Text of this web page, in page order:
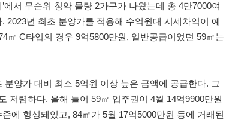
에서 무순위 청약 물량 2가구가 나왔는데 총 4만7000여
2023년 최초 분양가를 적용해 수억원대 시세차익이 예
㎡ C타입의 경우 9억5800만원, 일반공급이었던 59㎡는
양가 대비 최소 5억원 이상 높은 금액에 공급한다. 그
저렴하다. 올해 들어 59㎡ 입주권이 4월 14억9900만원
에 형성돼있고, 84㎡가 5월 17억5000만원 등에 거래된